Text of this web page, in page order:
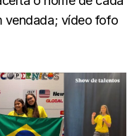
vendada; vídeo fofo